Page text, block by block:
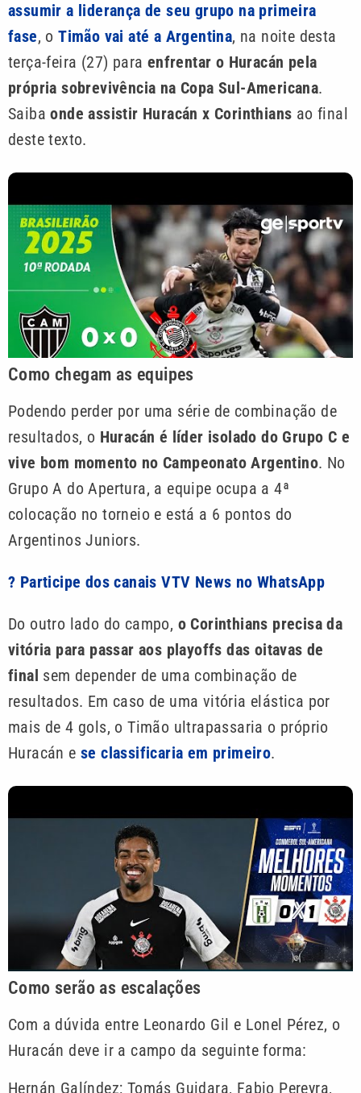
assumir a liderança de seu grupo na primeira
fase, oTimão vai até a Argentina, na noite desta
terça-feira (27) para enfrentar o Huracán pela
própria sobrevivência na Copa Sul-Americana.
Saibaonde assistir Huracán x Corinthians ao final
deste texto.
Como chegam as equipes
Podendo perder por uma série de combinação de
resultados, o Huracán é líder isolado do Grupo C e
vive bom momento no Campeonato Argentino. No
Grupo A do Apertura, a equipe ocupa a 4ª
colocação no torneio e está a 6 pontos do
Argentinos Juniors.
? Participe dos canais VTV News no WhatsApp
Do outro lado do campo, o Corinthians precisa da
vitória para passar aos playoffs das oitavas de
final sem depender de uma combinação de
resultados. Em caso de uma vitória elástica por
mais de 4 gols, o Timão ultrapassaria o próprio
Huracán ese classificaria em primeiro.
Como serão as escalações
Com a dúvida entre Leonardo Gil e Lonel Pérez, o
Huracán deve ir a campo da seguinte forma:
Hernán Galíndez; Tomás Guidara, Fabio Pereyra,